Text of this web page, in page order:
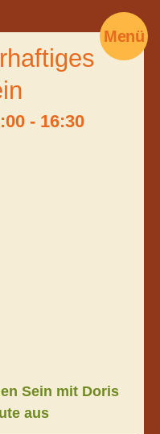
Menü
- 16:30
Sein mit Doris
aus